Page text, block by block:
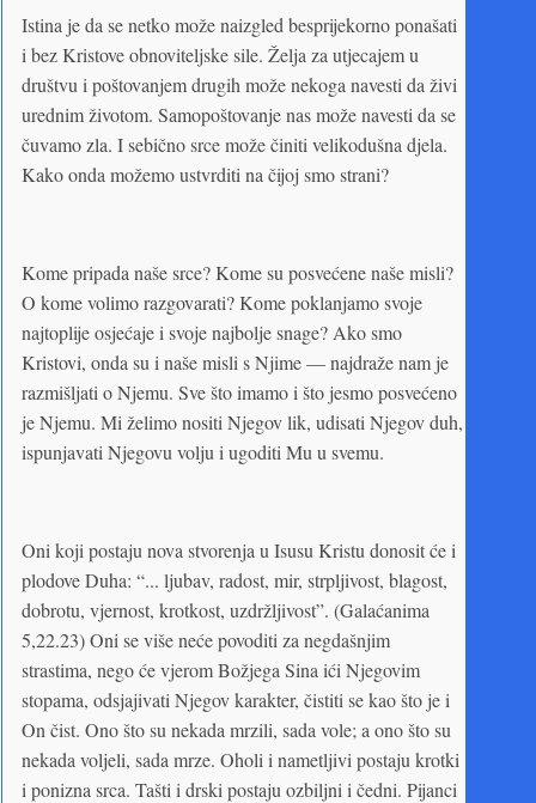
Istina je da se netko može naizgled besprijekorno ponašati
i bez Kristove obnoviteljske sile. Želja za utjecajem u
društvu i poštovanjem drugih može nekoga navesti da živi
urednim životom. Samopoštovanje nas može navesti da se
čuvamo zla. I sebično srce može činiti velikodušna djela.
Kako onda možemo ustvrditi na čijoj smo strani?
Kome pripada naše srce? Kome su posvećene naše misli?
O kome volimo razgovarati? Kome poklanjamo svoje
najtoplije osjećaje i svoje najbolje snage? Ako smo
Kristovi, onda su i naše misli s Njime — najdraže nam je
razmišljati o Njemu. Sve što imamo i što jesmo posvećeno
je Njemu. Mi želimo nositi Njegov lik, udisati Njegov duh,
ispunjavati Njegovu volju i ugoditi Mu u svemu.
Oni koji postaju nova stvorenja u Isusu Kristu donosit će i
plodove Duha: “... ljubav, radost, mir, strpljivost, blagost,
dobrotu, vjernost, krotkost, uzdržljivost”. (Galaćanima
5,22.23) Oni se više neće povoditi za negdašnjim
strastima, nego će vjerom Božjega Sina ići Njegovim
stopama, odsjajivati Njegov karakter, čistiti se kao što je i
On čist. Ono što su nekada mrzili, sada vole; a ono što su
nekada voljeli, sada mrze. Oholi i nametljivi postaju krotki
i ponizna srca. Tašti i drski postaju ozbiljni i čedni. Pijanci